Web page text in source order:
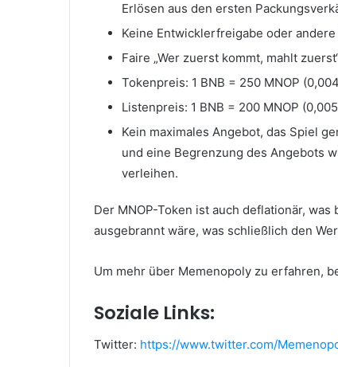
Erlösen aus den ersten
Keine Entwicklerfreigabe oder
Faire „Wer zuerst kommt, mahlt
Tokenpreis: 1 BNB = 250 MNOP
Listenpreis: 1 BNB = 200 MNOP
Kein maximales Angebot, das Spiel
und eine Begrenzung des Angebots
verleihen.
Der MNOP-Token ist auch deflationär,
ausgebrannt wäre, was schließlich den
Um mehr über Memenopoly zu erfahren,
Soziale Links:
Twitter: https://www.twitter.com/